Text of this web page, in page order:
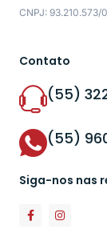
CNPJ: 93.210.573/
Contato
(55)
(55)
Siga-nos nas